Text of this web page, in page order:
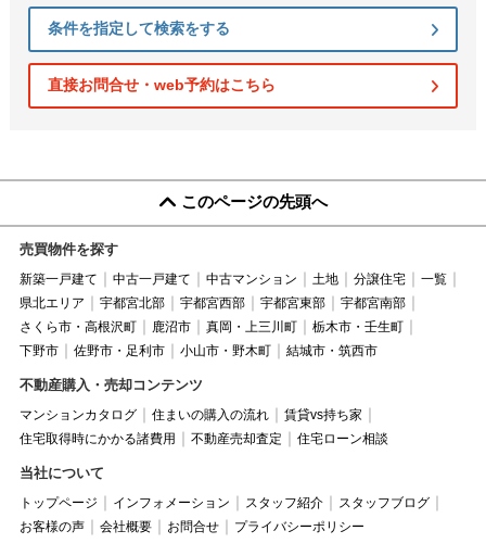
条件を指定して検索をする
直接お問合せ・web予約はこちら
このページの先頭へ
売買物件を探す
新築一戸建て 中古一戸建て 中古マンション 土地 分譲住宅
一覧
県北エリア
宇都宮北部 宇都宮西部 宇都宮東部
宇都宮南部
さくら市・高根沢町
鹿沼市 真岡・上三川町
栃木市・壬生町
下野市
佐野市・足利市 小山市・野木町 結城市・筑西市
不動産購入・売却コンテンツ
マンションカタログ 住まいの購入の流れ
賃貸vs持ち家
住宅取得時にかかる諸費用
不動産売却査定 住宅ローン相談
当社について
トップページ インフォメーション スタッフ紹介
スタッフブログ
お客様の声
会社概要 お問合せ プライバシーポリシー